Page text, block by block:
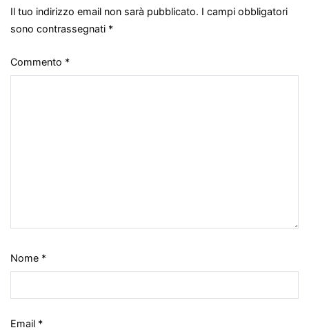
Il tuo indirizzo email non sarà pubblicato. I campi obbligatori
sono contrassegnati *
Commento *
Nome *
Email *